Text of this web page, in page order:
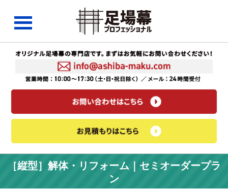
［縦型］解体・リフォーム｜セミオーダープラ
ン